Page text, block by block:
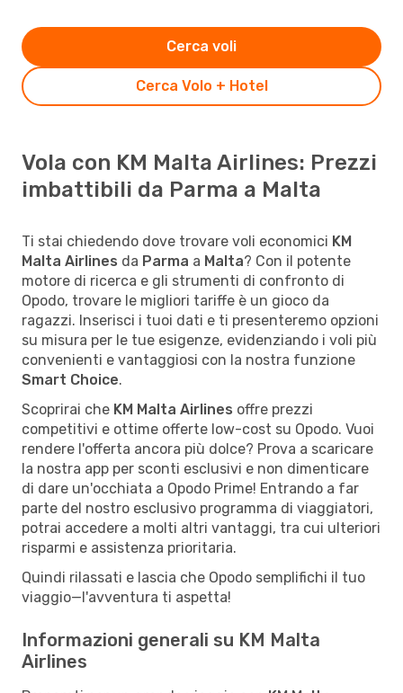
Cerca Volo + Hotel
Cerca voli
Vola con KM Malta Airlines: Prezzi
imbattibili da Parma a Malta
Ti stai chiedendo dove trovare voli economici KM
Malta Airlines da Parma a Malta? Con il potente
motore di ricerca e gli strumenti di confronto di
Opodo, trovare le migliori tariffe è un gioco da
ragazzi. Inserisci i tuoi dati e ti presenteremo opzioni
su misura per le tue esigenze, evidenziando i voli più
convenienti e vantaggiosi con la nostra funzione
Smart Choice.
Scoprirai che KM Malta Airlines offre prezzi
competitivi e ottime offerte low-cost su Opodo. Vuoi
rendere l'offerta ancora più dolce? Prova a scaricare
la nostra app per sconti esclusivi e non dimenticare
di dare un'occhiata a Opodo Prime! Entrando a far
parte del nostro esclusivo programma di viaggiatori,
potrai accedere a molti altri vantaggi, tra cui ulteriori
risparmi e assistenza prioritaria.
Quindi rilassati e lascia che Opodo semplifichi il tuo
viaggio—l'avventura ti aspetta!
Informazioni generali su KM Malta
Airlines